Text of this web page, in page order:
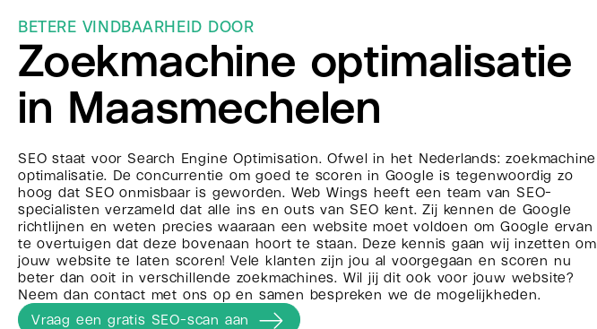
BETERE VINDBAARHEID DOOR
Zoekmachine optimalisatie
in Maasmechelen
SEO staat voor Search Engine Optimisation. Ofwel in het Nederlands: zoekmachine
optimalisatie. De concurrentie om goed te scoren in Google is tegenwoordig zo
hoog dat SEO onmisbaar is geworden. Web Wings heeft een team van SEO-
specialisten verzameld dat alle ins en outs van SEO kent. Zij kennen de Google
richtlijnen en weten precies waaraan een website moet voldoen om Google ervan
te overtuigen dat deze bovenaan hoort te staan. Deze kennis gaan wij inzetten om
jouw website te laten scoren! Vele klanten zijn jou al voorgegaan en scoren nu
beter dan ooit in verschillende zoekmachines. Wil jij dit ook voor jouw website?
Neem dan contact met ons op en samen bespreken we de mogelijkheden.
Vraag een gratis SEO-scan aan